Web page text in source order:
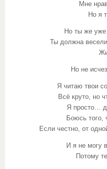
Мне
Но я
Но ты же уже
Ты должна
Но не
Я читаю твои
Всё круто, но
Я просто…
Боюсь того,
Если честно, от
И я не могу
Потому